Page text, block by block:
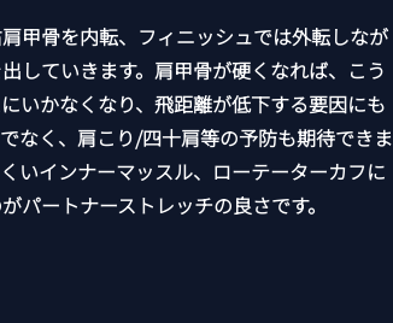
甲骨を内転、フィニッシュでは外転しなが
していきます。肩甲骨が硬くなれば、こう
いかなくなり、飛距離が低下する要因にも
なく、肩こり/四十肩等の予防も期待できま
いインナーマッスル、ローテーターカフに
パートナーストレッチの良さです。